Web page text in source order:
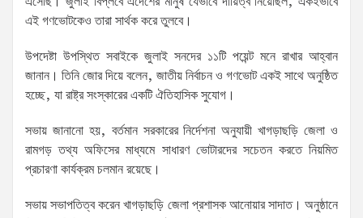
এই গণভোটকেও তারা সার্থক করে তুলবে।
উপদেষ্টা উপস্থিত সবাইকে জুলাই সনদের ১১টি পয়েন্ট মনে রাখার আহ্বান
জানান। তিনি জোর দিয়ে বলেন, জাতীয় নির্বাচন ও গণভোট একই সাথে অনুষ্ঠিত
হচ্ছে, যা রাষ্ট্র সংস্কারের একটি ঐতিহাসিক সুযোগ।
সভায় জানানো হয়, বর্তমান সরকারের নির্দেশনা অনুযায়ী খাগড়াছড়ি জেলা ও
রামগড় তথ্য অফিসের মাধ্যমে সাধারণ ভোটারদের সচেতন করতে নিয়মিত
প্রচারণা কার্যক্রম চলমান রয়েছে।
সভায় সভাপতিত্ব করেন খাগড়াছড়ি জেলা প্রশাসক আনোয়ার সাদাত। অনুষ্ঠানে